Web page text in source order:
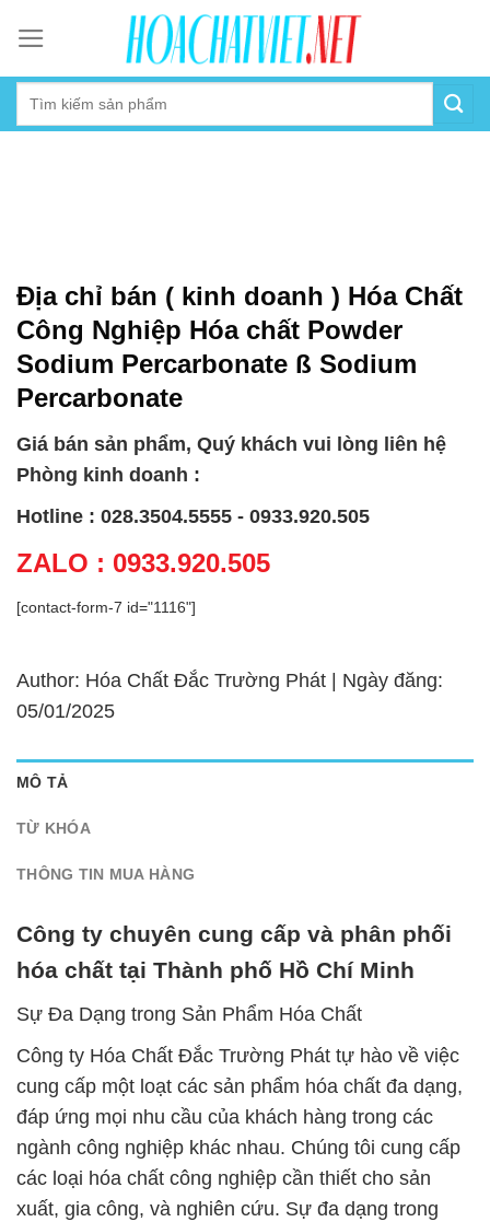
content
Địa chỉ bán ( kinh doanh ) Hóa Chất
Công Nghiệp Hóa chất Powder
Sodium Percarbonate ß Sodium
Percarbonate
Giá bán sản phẩm, Quý khách vui lòng liên hệ
Phòng kinh doanh :
Hotline : 028.3504.5555 - 0933.920.505
ZALO : 0933.920.505
[contact-form-7 id="1116"]
Author: Hóa Chất Đắc Trường Phát | Ngày đăng:
05/01/2025
MÔ TẢ
TỪ KHÓA
THÔNG TIN MUA HÀNG
Công ty chuyên cung cấp và phân phối
hóa chất tại Thành phố Hồ Chí Minh
Sự Đa Dạng trong Sản Phẩm Hóa Chất
Công ty Hóa Chất Đắc Trường Phát tự hào về việc
cung cấp một loạt các sản phẩm hóa chất đa dạng,
đáp ứng mọi nhu cầu của khách hàng trong các
ngành công nghiệp khác nhau. Chúng tôi cung cấp
các loại hóa chất công nghiệp cần thiết cho sản
xuất, gia công, và nghiên cứu. Sự đa dạng trong